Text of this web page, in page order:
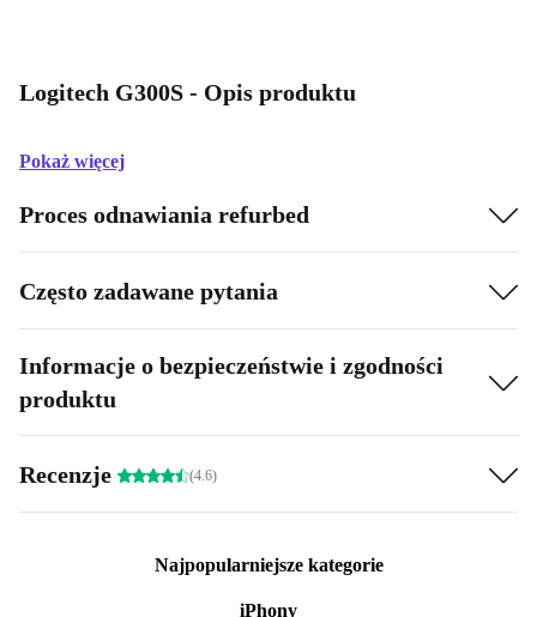
Logitech G300S - Opis produktu
Pokaż więcej
Proces odnawiania refurbed
Często zadawane pytania
Informacje o bezpieczeństwie i zgodności
produktu
Recenzje (4.6)
Najpopularniejsze kategorie
iPhony